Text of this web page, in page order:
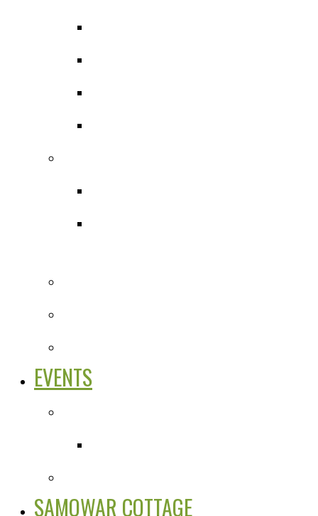
EVENTS
SAMOWAR COTTAGE